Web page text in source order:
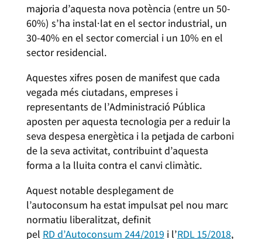
majoria d’aquesta nova potència (entre un 50-
60%) s’ha instal·lat en el sector industrial, un
30-40% en el sector comercial i un 10% en el
sector residencial.
Aquestes xifres posen de manifest que cada
vegada més ciutadans, empreses i
representants de l’Administració Pública
aposten per aquesta tecnologia per a reduir la
seva despesa energètica i la petjada de carboni
de la seva activitat, contribuint d’aquesta
forma a la lluita contra el canvi climàtic.
Aquest notable desplegament de
l’autoconsum ha estat impulsat pel nou marc
normatiu liberalitzat, definit
pel RD d’Autoconsum 244/2019i l’RDL 15/2018,